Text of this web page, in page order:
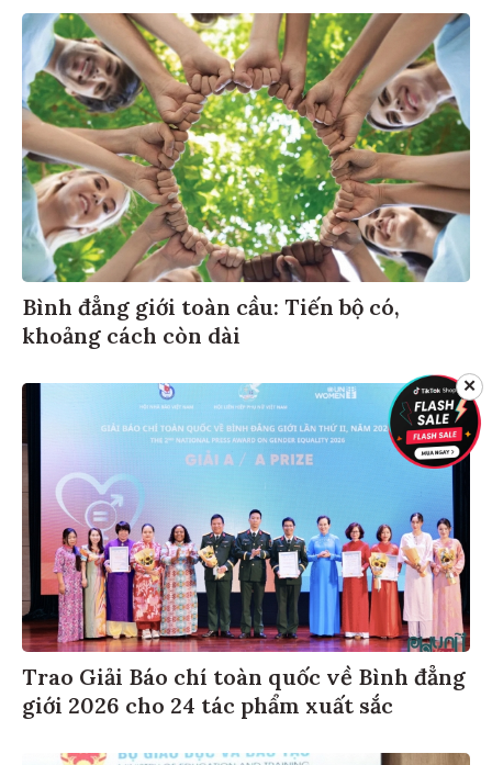
Bình đẳng giới toàn cầu: Tiến bộ có,
khoảng cách còn dài
Trao Giải Báo chí toàn quốc về Bình đẳng
giới 2026 cho 24 tác phẩm xuất sắc
✕